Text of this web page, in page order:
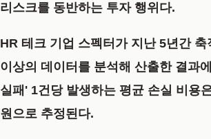
리스크를 동반하는 투자 행위다.
HR 테크 기업 스펙터가 지난 5년간 축
이상의 데이터를 분석해 산출한 결과
실패' 1건당 발생하는 평균 손실 비용
원으로 추정된다.